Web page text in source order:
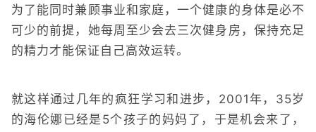
为了能同时兼顾事业和家庭，一个健康的身体是必不
可少的前提，她每周至少会去三次健身房，保持充足
的精力才能保证自己高效运转。
就这样通过几年的疯狂学习和进步，2001年，35岁
的海伦娜已经是5个孩子的妈妈了，于是机会来了，